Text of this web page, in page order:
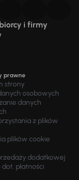
i firmy
prawne
strony
osobowych
danych
z plików
plików cookie
dodatkowej
dot. płatności